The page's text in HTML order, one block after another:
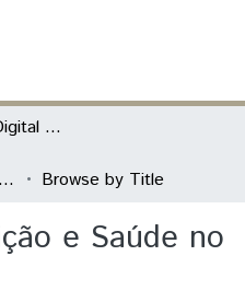
UNILA | Biblioteca Digital de Trabalhos de Conclusão de Curso
Alimentos, Nutrição e Saúde no Espaço Escolar
Browse by Title
e Saúde no